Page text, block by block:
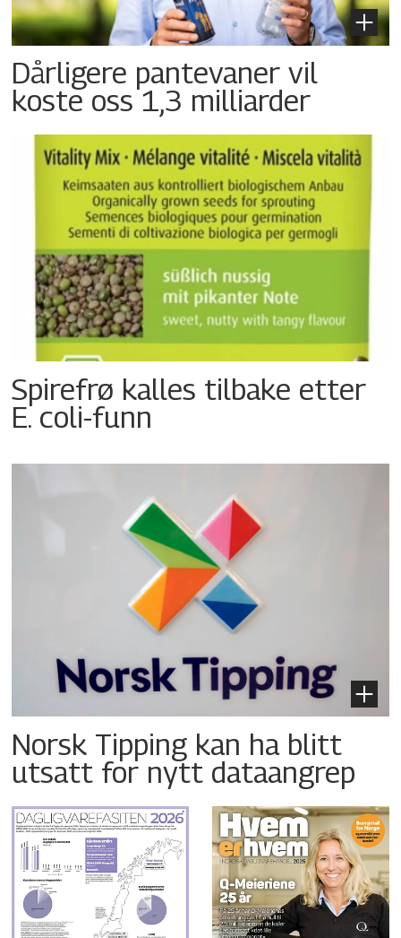
Dårligere pantevaner vil
koste oss 1,3 milliarder
Spirefrø kalles tilbake etter
E. coli-funn
Norsk Tipping kan ha blitt
utsatt for nytt dataangrep